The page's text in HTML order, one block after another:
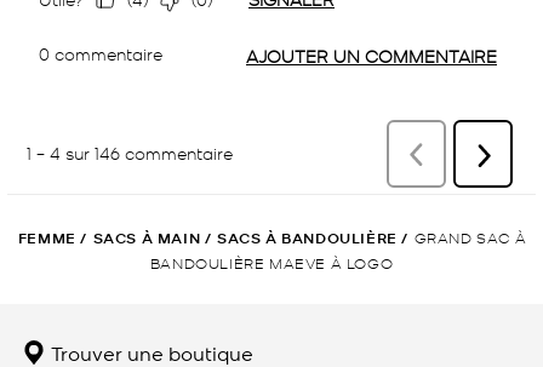
FEMME / SACS À MAIN / SACS À BANDOULIÈRE / GRAND SAC À
BANDOULIÈRE MAEVE À LOGO
Trouver une boutique